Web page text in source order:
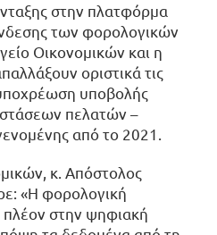
στην πλατφόρμα
των φορολογικών
Οικονομικών και η
οριστικά τις
υποβολής
πελατών –
από το 2021.
κ. Απόστολος
«Η φορολογική
πλέον στην ψηφιακή